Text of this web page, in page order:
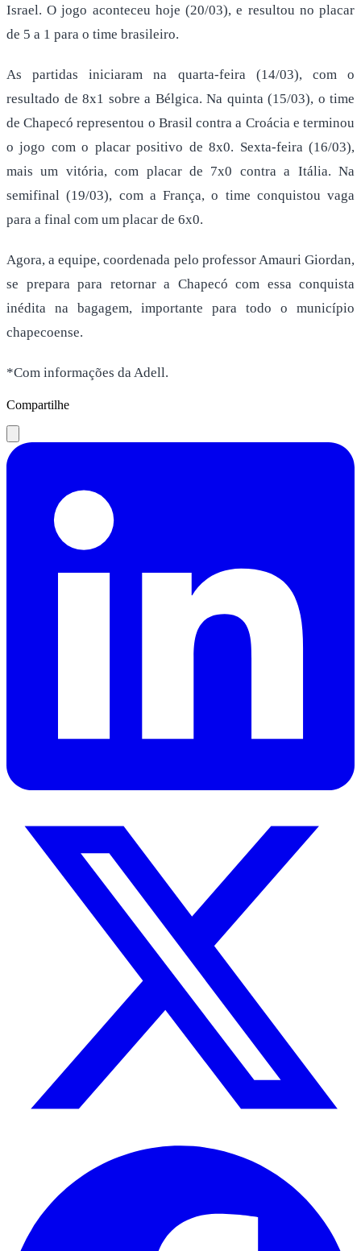
Israel. O jogo aconteceu hoje (20/03), e resultou no placar
de 5 a 1 para o time brasileiro.
As partidas iniciaram na quarta-feira (14/03), com o
resultado de 8x1 sobre a Bélgica. Na quinta (15/03), o time
de Chapecó representou o Brasil contra a Croácia e terminou
o jogo com o placar positivo de 8x0. Sexta-feira (16/03),
mais um vitória, com placar de 7x0 contra a Itália. Na
semifinal (19/03), com a França, o time conquistou vaga
para a final com um placar de 6x0.
Agora, a equipe, coordenada pelo professor Amauri Giordan,
se prepara para retornar a Chapecó com essa conquista
inédita na bagagem, importante para todo o município
chapecoense.
*Com informações da Adell.
Compartilhe